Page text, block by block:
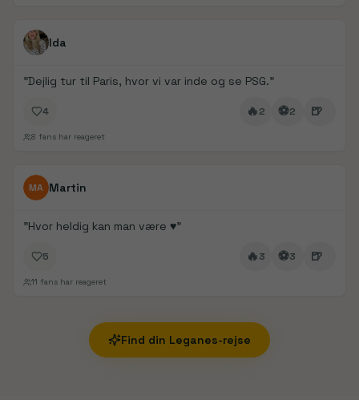
FanDays bidrag
Ida
"Dejlig tur til Paris, hvor vi var inde og se PSG."
4 🔥2 ⚽2 🍺
8 fans har reageret
FanDays bidrag
MA Martin
"Hvor heldig kan man være ♥️"
5 🔥3 ⚽3 🍺
11 fans har reageret
Find din Leganes-rejse